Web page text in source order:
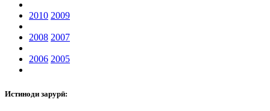
2010 2009
2008 2007
2006 2005
Истиноди зарурӣ: